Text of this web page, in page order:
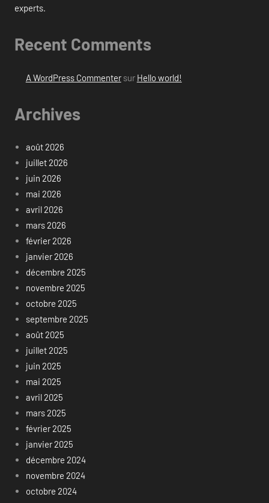
experts.
Recent Comments
A WordPress Commentersur Hello world!
Archives
août 2026
juillet 2026
juin 2026
mai 2026
avril 2026
mars 2026
février 2026
janvier 2026
décembre 2025
novembre 2025
octobre 2025
septembre 2025
août 2025
juillet 2025
juin 2025
mai 2025
avril 2025
mars 2025
février 2025
janvier 2025
décembre 2024
novembre 2024
octobre 2024